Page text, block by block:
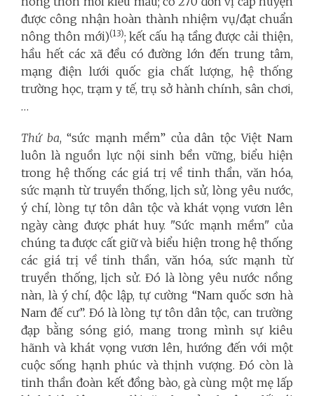
được công nhận hoàn thành nhiệm vụ/đạt chuẩn
nông thôn mới)(13); kết cấu hạ tầng được cải thiện,
hầu hết các xã đều có đường lớn đến trung tâm,
mạng điện lưới quốc gia chất lượng, hệ thống
trường học, trạm y tế, trụ sở hành chính, sân chơi,
…
Thứ ba, “sức mạnh mềm” của dân tộc Việt Nam
luôn là nguồn lực nội sinh bền vững, biểu hiện
trong hệ thống các giá trị về tinh thần, văn hóa,
sức mạnh từ truyền thống, lịch sử, lòng yêu nước,
ý chí, lòng tự tôn dân tộc và khát vọng vươn lên
ngày càng được phát huy. "Sức mạnh mềm" của
chúng ta được cất giữ và biểu hiện trong hệ thống
các giá trị về tinh thần, văn hóa, sức mạnh từ
truyền thống, lịch sử. Đó là lòng yêu nước nồng
nàn, là ý chí, độc lập, tự cường “Nam quốc sơn hà
Nam đế cư”. Đó là lòng tự tôn dân tộc, can trường
đạp bằng sóng gió, mang trong mình sự kiêu
hãnh và khát vọng vươn lên, hướng đến với một
cuộc sống hạnh phúc và thịnh vượng. Đó còn là
tinh thần đoàn kết đồng bào, gà cùng một mẹ lấp